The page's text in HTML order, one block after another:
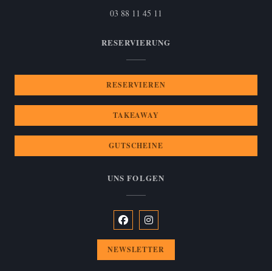
03 88 11 45 11
RESERVIERUNG
RESERVIEREN
TAKEAWAY
GUTSCHEINE
UNS FOLGEN
Facebook ((öffnet ein neues Fenster))
Instagram ((öffnet ein neues
NEWSLETTER